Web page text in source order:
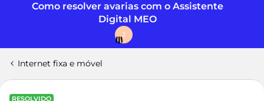
Como resolver avarias com o Assistente
Digital MEO
J
Internet fixa e móvel
RESOLVIDO